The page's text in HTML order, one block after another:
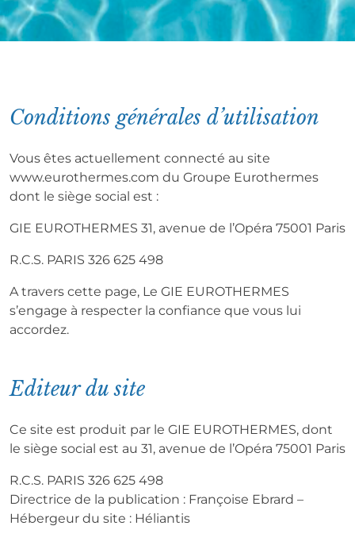
Conditions générales d’utilisation
Vous êtes actuellement connecté au site
www.eurothermes.com du Groupe Eurothermes
dont le siège social est :
GIE EUROTHERMES 31, avenue de l’Opéra 75001 Paris
R.C.S. PARIS 326 625 498
A travers cette page, Le GIE EUROTHERMES
s’engage à respecter la confiance que vous lui
accordez.
Editeur du site
Ce site est produit par le GIE EUROTHERMES, dont
le siège social est au 31, avenue de l’Opéra 75001 Paris
R.C.S. PARIS 326 625 498
Directrice de la publication : Françoise Ebrard –
Hébergeur du site : Héliantis